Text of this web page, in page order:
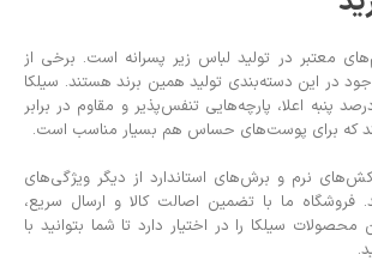
معتبر در تولید لباس زیر پسرانه است. برخی از
در این دسته‌بندی تولید همین برند هستند. سیلکا
استفاده از نخ 100 درصد پنبه اعلا، پارچه‌هایی تنفس‌پذیر و مقاوم در برابر
که برای پوست‌های حساس هم بسیار مناسب است.
نرم و برش‌های استاندارد از دیگر ویژگی‌های
ما با تضمین اصالت کالا و ارسال سریع،
محصولات سیلکا را در اختیار دارد تا شما بتوانید با